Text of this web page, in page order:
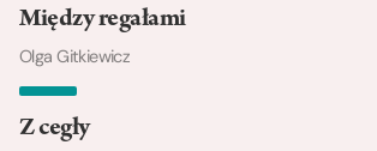
Między regałami
Olga Gitkiewicz
Z cegły